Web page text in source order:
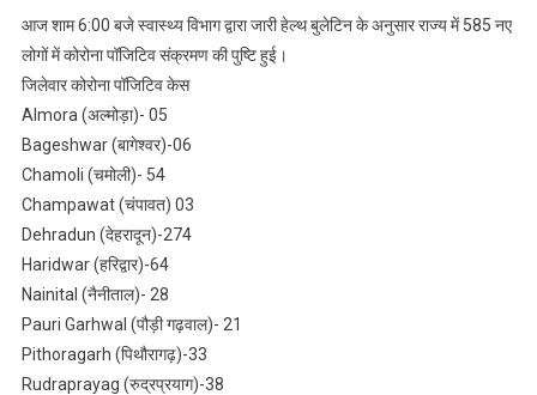
1447
आज शाम 6:00 बजे स्वास्थ्य विभाग द्वारा जारी हेल्थ बुलेटिन के अनुसार राज्य में 585 नए
लोगों में कोरोना पॉजिटिव संक्रमण की पुष्टि हुई।
जिलेवार कोरोना पॉजिटिव केस
Almora (अल्मोड़ा)- 05
Bageshwar (बागेश्वर)-06
Chamoli (चमोली)- 54
Champawat (चंपावत) 03
Dehradun (देहरादून)-274
Haridwar (हरिद्वार)-64
Nainital (नैनीताल)- 28
Pauri Garhwal (पौड़ी गढ़वाल)- 21
Pithoragarh (पिथौरागढ़)-33
Rudraprayag (रुद्रप्रयाग)-38